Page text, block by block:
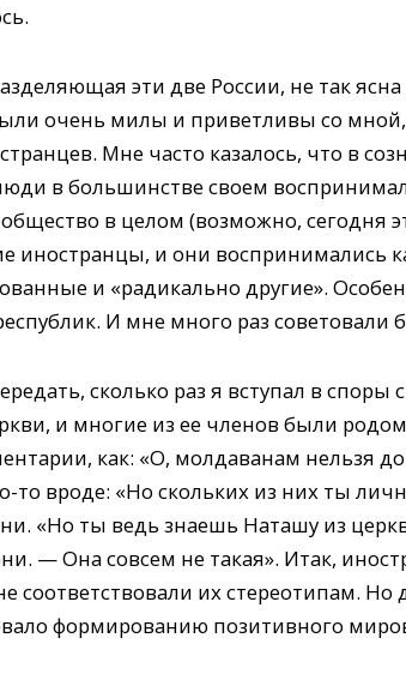
эти две России, не так
очень милы и приветливы со мной,
Мне часто казалось, что в
в большинстве своем
в целом (возможно, сегодня
иностранцы, и они воспринимались
и «радикально другие».
И мне много раз
сколько раз я вступал в
и многие из ее членов были
как: «О, молдаванам нельзя
то вроде: «Но скольких из них ты
«Но ты ведь знаешь Наташу из
— Она совсем не такая». Итак,
соответствовали их стереотипам.
формированию позитивного